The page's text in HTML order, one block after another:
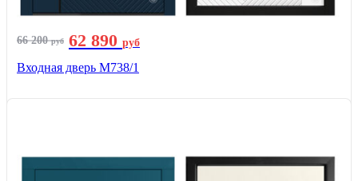
66 200руб 62 890 руб
Входная дверь М738/1